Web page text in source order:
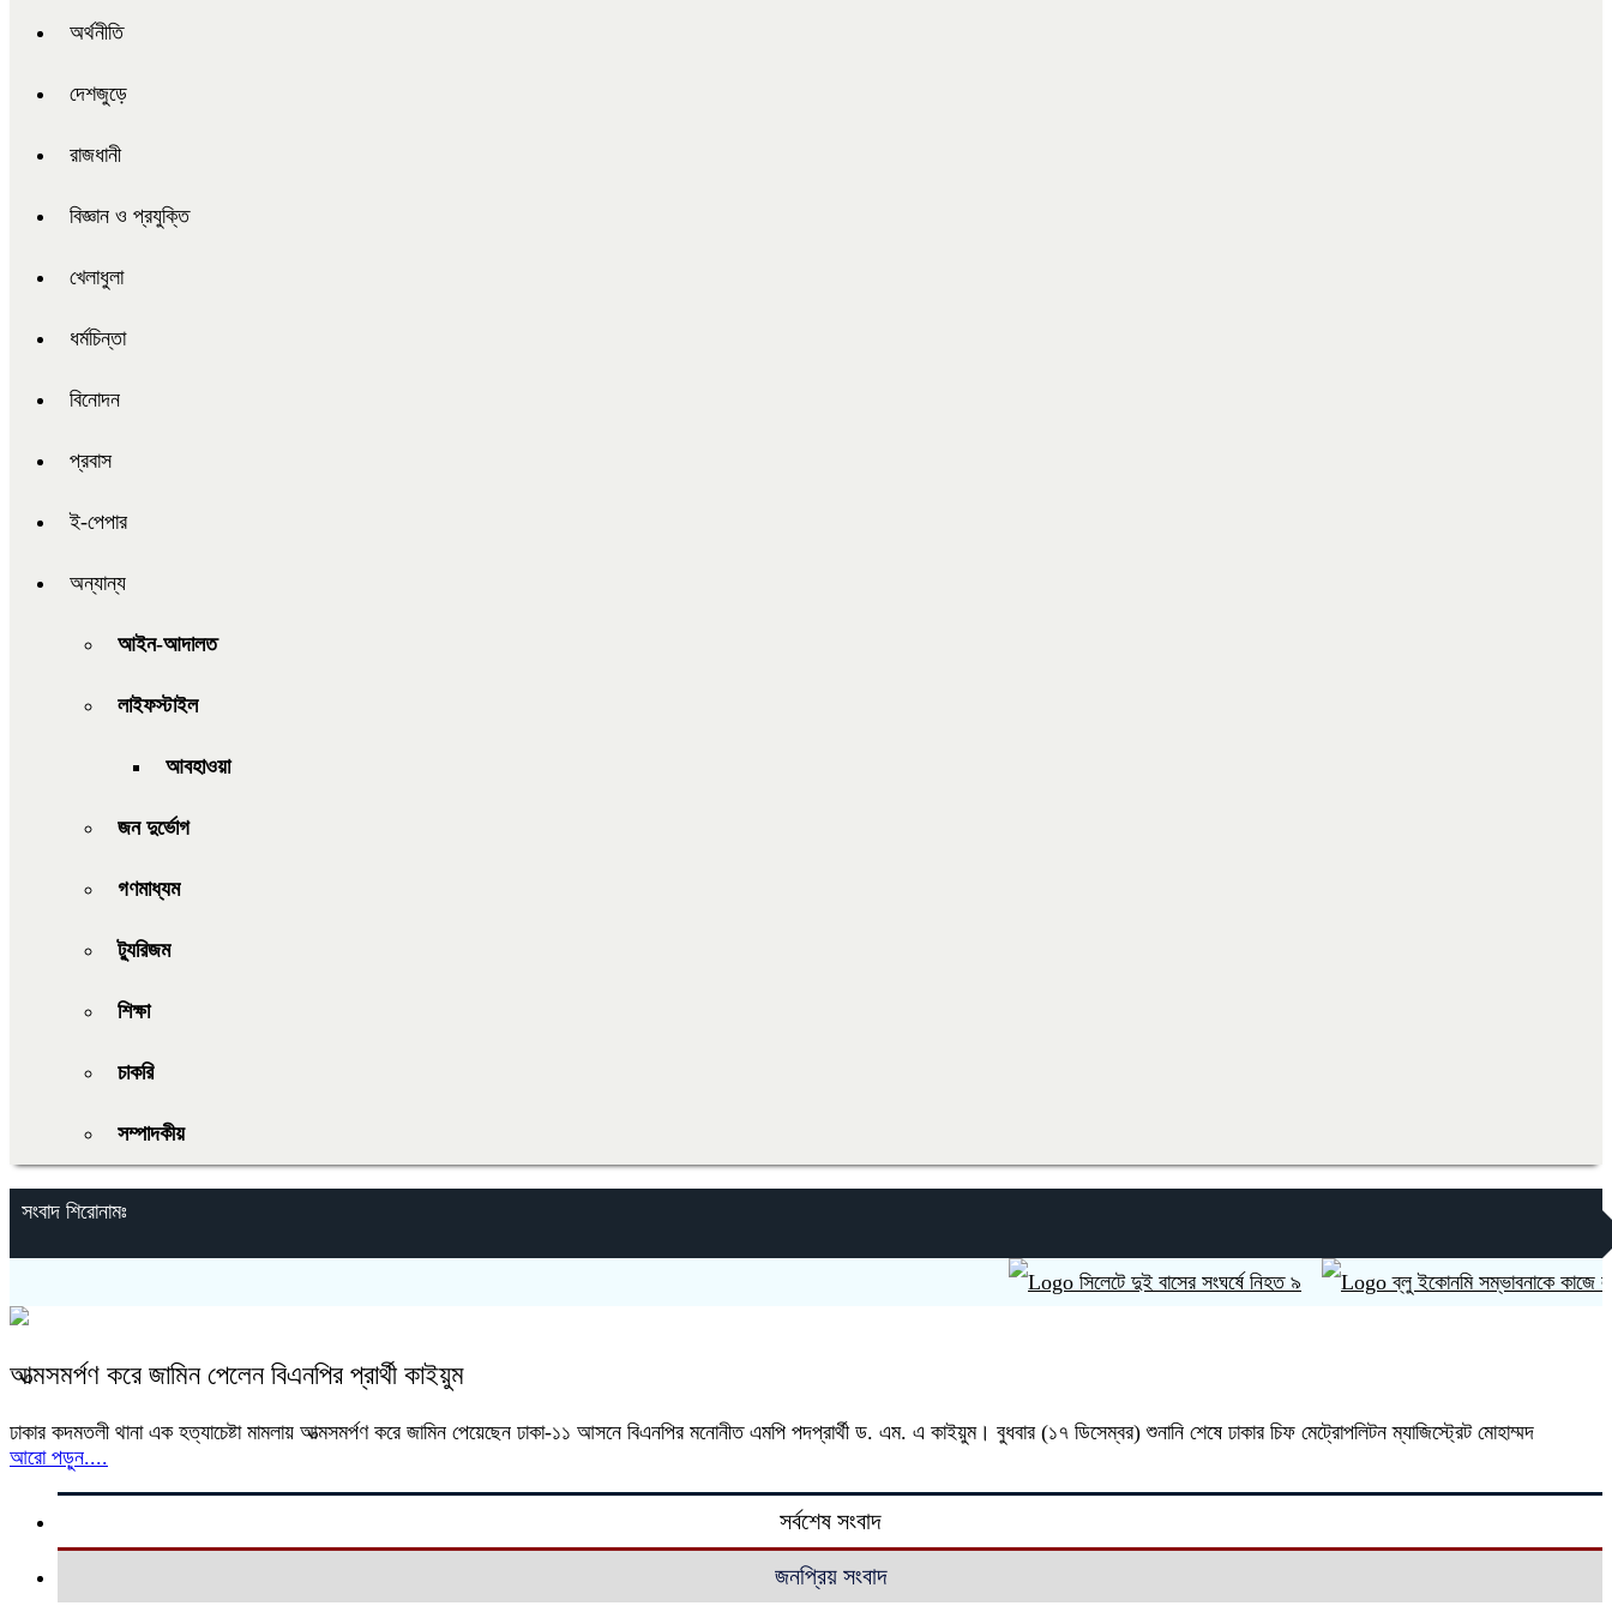
অর্থনীতি
দেশজুড়ে
রাজধানী
বিজ্ঞান ও প্রযুক্তি
খেলাধুলা
ধর্মচিন্তা
বিনোদন
প্রবাস
ই-পেপার
অন্যান্য
আইন-আদালত
লাইফস্টাইল
আবহাওয়া
জন দুর্ভোগ
গণমাধ্যম
ট্যুরিজম
শিক্ষা
চাকরি
সম্পাদকীয়
সংবাদ শিরোনামঃ
সিলেটে দুই বাসের সংঘর্ষে নিহত ৯ ব্লু ইকোনমি সম্ভাবনাকে কাজে লাগাতে
আত্মসমর্পণ করে জামিন পেলেন বিএনপির প্রার্থী কাইয়ুম
ঢাকার কদমতলী থানা এক হত্যাচেষ্টা মামলায় আত্মসমর্পণ করে জামিন পেয়েছেন ঢাকা-১১ আসনে বিএনপির মনোনীত এমপি পদপ্রার্থী ড. এম. এ কাইয়ুম। বুধবার (১৭ ডিসেম্বর) শুনানি শেষে ঢাকার চিফ মেট্রোপলিটন ম্যাজিস্ট্রেট মোহাম্মদ
আরো পড়ুন....
সর্বশেষ সংবাদ
জনপ্রিয় সংবাদ